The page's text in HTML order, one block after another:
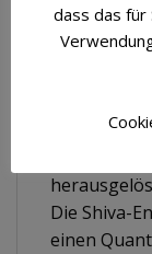
Der
dir die
höhere
andere.
den
Die Shiva-
einen
dass das für